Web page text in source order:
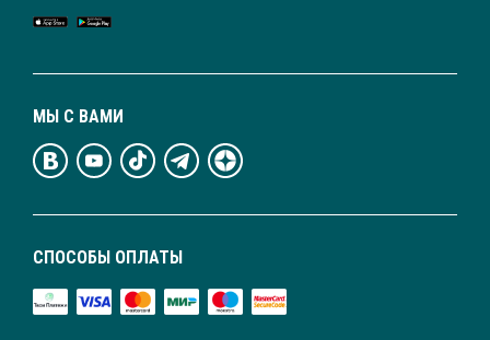
СПОСОБЫ ОПЛАТЫ
МЫ С ВАМИ